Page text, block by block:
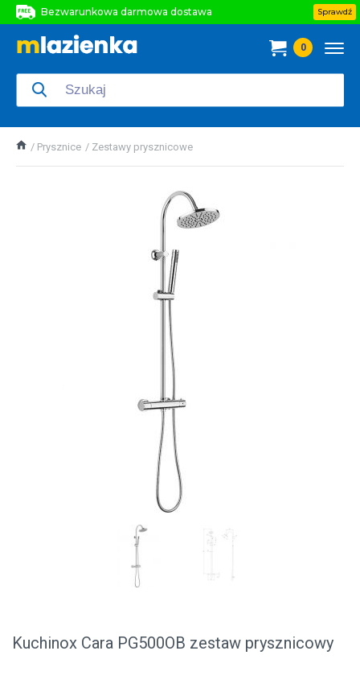
Bezwarunkowa darmowa dostawa
Bezwarunkowa darmowa dostawa
Sprawdź
0
Prysznice Zestawy prysznicowe
Kuchinox Cara PG500OB zestaw prysznicowy